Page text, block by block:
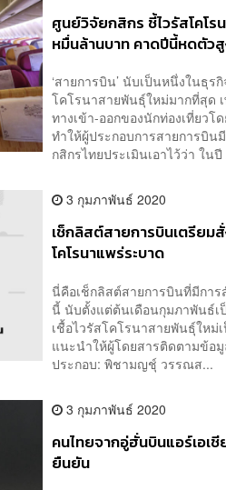
ศูนย์วิจัยกสิกร ชี้ไวรัสโคโ
หมื่นล้านบาท คาดปีนี้หดตัว
‘สายการบิน’ นับเป็นหนึ่งในธุร
โคโรนาสายพันธ์ุใหม่มากที่สุด
ทางเข้า-ออกของนักท่องเที่ยวโ
ทำให้ผู้ประกอบการสายการบิน
กสิกรไทยประเมินเอาไว้ว่า ใน
3 กุมภาพันธ์ 2020
เช็กลิสต์สายการบินเตรียม
โคโรนาแพร่ระบาด
นี่คือเช็กลิสต์สายการบินที่มีการ
นี้ นับตั้งแต่ต้นเดือนกุมภาพันธ์เ
เชื้อไวรัสโคโรนาสายพันธ์ุใหม่
แนะนำให้ผู้โดยสารติดตามข้
ประกอบ: พิชามญชุ์ วรรณส...
3 กุมภาพันธ์ 2020
คนไทยจากอู่ฮั่นบินแอร์เอเ
ยืนยัน